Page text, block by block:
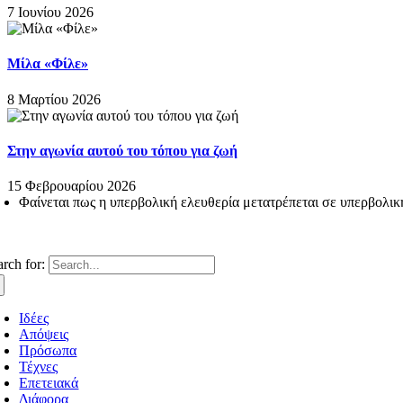
7 Ιουνίου 2026
Μίλα «Φίλε»
8 Μαρτίου 2026
Στην αγωνία αυτού του τόπου για ζωή
15 Φεβρουαρίου 2026
Φαίνεται πως η υπερβολική ελευθερία μετατρέπεται σε
for:
Ιδέες
Απόψεις
Πρόσωπα
Τέχνες
Επετειακά
Διάφορα